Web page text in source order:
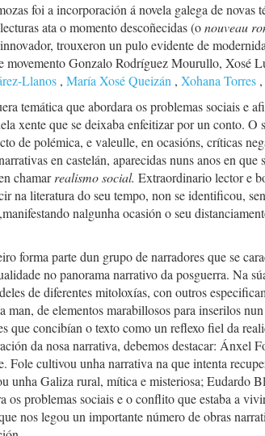
foi a incorporación á novela galega de novas
ata o momento descoñecidas (onouveau
trouxeron un pulo evidente de
movemento Gonzalo Rodríguez Mourullo, Xosé
Llanos , María Xosé Queizán , Xohana Torres
temática que abordara os problemas sociais e
xente que se deixaba enfeitizar por un conto. O
de polémica, e valeulle, en ocasións, críticas
en castelán, aparecidas nuns anos en que
chamarrealismo social. Extraordinario lector e
na literatura do seu tempo, non se identificou,
,manifestando nalgunha ocasión o seu
forma parte dun grupo de narradores que se
no panorama narrativo da posguerra. Na
de diferentes mitoloxías, con outros
man, de elementos marabillosos para inserilos
que concibían o texto como un reflexo fiel da
da nosa narrativa, debemos destacar: Ánxel
Fole cultivou unha narrativa na que intenta
unha Galiza rural, mítica e misteriosa; Eudardo
os problemas sociais e o conflito que estaba a
nos legou un importante número de obras